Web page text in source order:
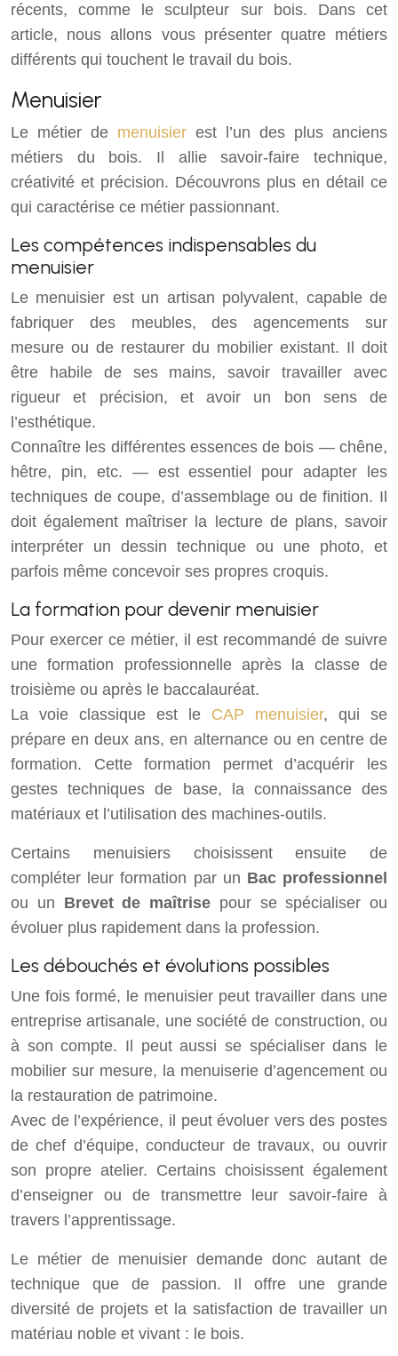
récents, comme le sculpteur sur bois. Dans cet
article, nous allons vous présenter quatre métiers
différents qui touchent le travail du bois.
Menuisier
Le métier de menuisier est l’un des plus anciens
métiers du bois. Il allie savoir-faire technique,
créativité et précision. Découvrons plus en détail ce
qui caractérise ce métier passionnant.
Les compétences indispensables du
menuisier
Le menuisier est un artisan polyvalent, capable de
fabriquer des meubles, des agencements sur
mesure ou de restaurer du mobilier existant. Il doit
être habile de ses mains, savoir travailler avec
rigueur et précision, et avoir un bon sens de
l’esthétique.
Connaître les différentes essences de bois — chêne,
hêtre, pin, etc. — est essentiel pour adapter les
techniques de coupe, d’assemblage ou de finition. Il
doit également maîtriser la lecture de plans, savoir
interpréter un dessin technique ou une photo, et
parfois même concevoir ses propres croquis.
La formation pour devenir menuisier
Pour exercer ce métier, il est recommandé de suivre
une formation professionnelle après la classe de
troisième ou après le baccalauréat.
La voie classique est le CAP menuisier, qui se
prépare en deux ans, en alternance ou en centre de
formation. Cette formation permet d’acquérir les
gestes techniques de base, la connaissance des
matériaux et l’utilisation des machines-outils.
Certains menuisiers choisissent ensuite de
compléter leur formation par un Bac professionnel
ou un Brevet de maîtrise pour se spécialiser ou
évoluer plus rapidement dans la profession.
Les débouchés et évolutions possibles
Une fois formé, le menuisier peut travailler dans une
entreprise artisanale, une société de construction, ou
à son compte. Il peut aussi se spécialiser dans le
mobilier sur mesure, la menuiserie d’agencement ou
la restauration de patrimoine.
Avec de l’expérience, il peut évoluer vers des postes
de chef d’équipe, conducteur de travaux, ou ouvrir
son propre atelier. Certains choisissent également
d’enseigner ou de transmettre leur savoir-faire à
travers l’apprentissage.
Le métier de menuisier demande donc autant de
technique que de passion. Il offre une grande
diversité de projets et la satisfaction de travailler un
matériau noble et vivant : le bois.